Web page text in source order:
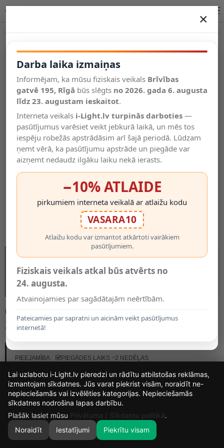
Salīdzināt
Vēlmju
saraksts
Valodas
0
MODELIS:
261.95€
PIEEJAMĪBA:
PIEGĀDES LAIKS ~2 NEDĒĻAS
×
Darba laika izmaiņas
Informējam, ka mūsu fiziskais veikals Brīvības
gatvē 195, Rīgā būs slēgts no 2026. gada 6. augusta
līdz 23. augustam ieskaitot.
Interneta veikals i-Light.lv turpinās darboties —
pasūtījumus varēsiet veikt jebkurā laikā, un mēs tos
iespēju robežās apstrādāsim arī šajā periodā. Lūdzam
ņemt vērā, ka pasūtījumu apstrāde un piegāde var
aizņemt nedaudz ilgāku laiku nekā ierasts.
−10% ATLAIDE
pirkumiem interneta veikalā ar atlaižu kodu
VASARA10
Atlaižu kodu var izmantot atkārtoti vairākiem
pasūtījumiem.
Fiziskais veikals atkal būs atvērts no
24. augusta.
Atvainojamies par sagādātajām neērtībām.
Pateicamies par sapratni un aicinām veikt pasūtījumus
internetā!
13
DIENAS
8
STUNDAS
3
MIN.
0
Lai uzlabotu i-Light.lv pieredzi un rādītu atbilstošas reklāmas,
izmantojam sīkdatnes. Jūs varat piekrist visām, noraidīt ne-
nepieciešamās vai izvēlēties kategorijas. Nepieciešamās
sīkdatnes nodrošina lapas darbību.
Plašāk lasiet mūsu Privātuma / Sīkdatņu politikā.
Noraidīt
Iestatījumi Piekrītu visam